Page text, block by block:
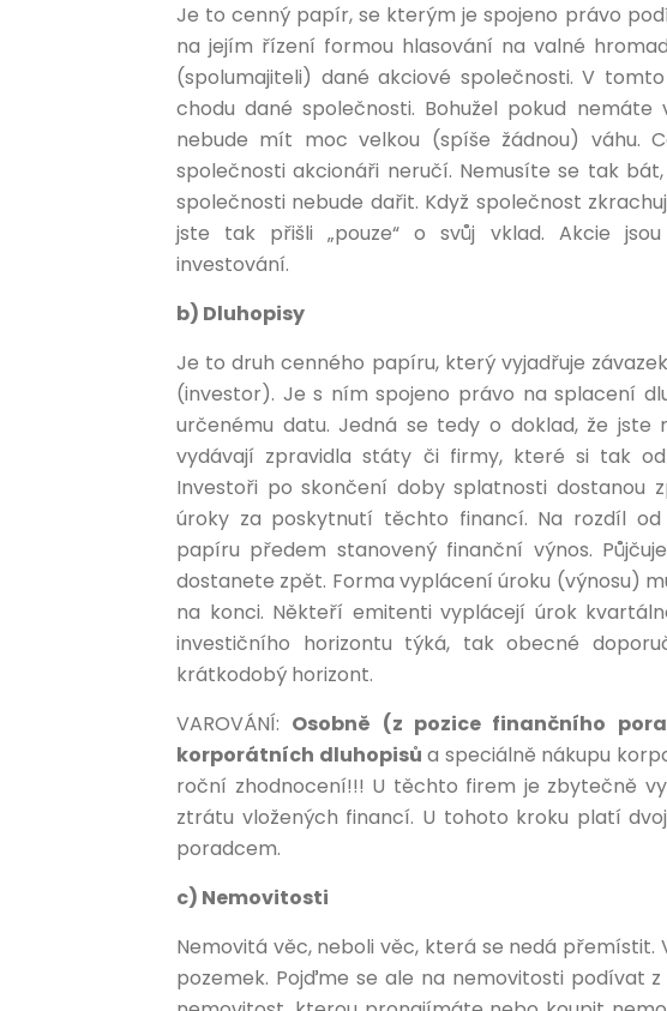
Je to cenný papír, se kterým je spojeno právo
na jejím řízení formou hlasování na valné
(spolumajiteli) dané akciové společnosti. V
chodu dané společnosti. Bohužel pokud
nebude mít moc velkou (spíše žádnou) váhu.
společnosti akcionáři neručí. Nemusíte se tak
společnosti nebude dařit. Když společnost
jste tak přišli „pouze“ o svůj vklad. Akcie
investování.
b) Dluhopisy
Je to druh cenného papíru, který vyjadřuje
(investor). Je s ním spojeno právo na splacení
určenému datu. Jedná se tedy o doklad, že jste
vydávají zpravidla státy či firmy, které si tak
Investoři po skončení doby splatnosti dostanou
úroky za poskytnutí těchto financí. Na rozdíl
papíru předem stanovený finanční výnos.
dostanete zpět. Forma vyplácení úroku (výnosu)
na konci. Někteří emitenti vyplácejí úrok
investičního horizontu týká, tak obecné
krátkodobý horizont.
VAROVÁNÍ: Osobně (z pozice finančního
korporátních dluhopisů a speciálně nákupu
roční zhodnocení!!! U těchto firem je zbytečně
ztrátu vložených financí. U tohoto kroku platí
poradcem.
c) Nemovitosti
Nemovitá věc, neboli věc, která se nedá
pozemek. Pojďme se ale na nemovitosti podívat